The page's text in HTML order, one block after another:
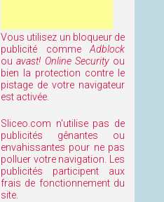
Vous utilisez un bloqueur de
publicité comme Adblock
ouavast! Online Securityou
bien la protection contre le
pistage de votre navigateur
est activée.
Sliceo.com n'utilise pas de
publicités gênantes ou
envahissantes pour ne pas
polluer votre navigation. Les
publicités participent aux
frais de fonctionnement du
site.